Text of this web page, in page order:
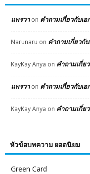
แพรวาon คำถามเกี่ยวกับเอ
Narunaru on คำถามเกี่ยวกั
KayKay Anya on คำถามเกี่ย
แพรวาon คำถามเกี่ยวกับเอ
KayKay Anya on คำถามเกี่ย
หัวข้อบทความ ยอดนิยม
Green Card